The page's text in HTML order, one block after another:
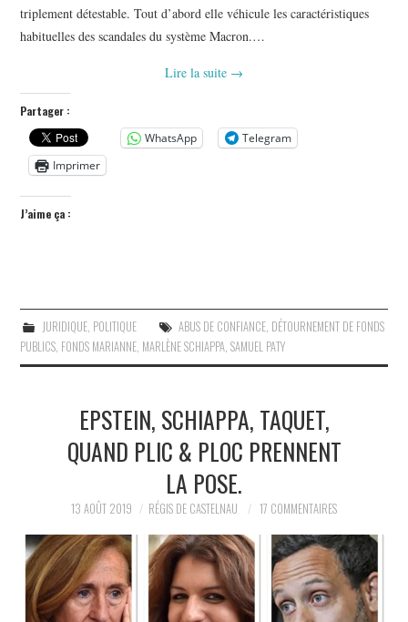
triplement détestable. Tout d’abord elle véhicule les caractéristiques
habituelles des scandales du système Macron.…
Lire la suite →
Partager :
WhatsApp
Telegram
Imprimer
J’aime ça :
JURIDIQUE, POLITIQUE ABUS DE CONFIANCE, DÉTOURNEMENT DE FONDS
PUBLICS, FONDS MARIANNE, MARLÈNE SCHIAPPA,SAMUEL PATY
EPSTEIN, SCHIAPPA, TAQUET,
QUAND PLIC & PLOC PRENNENT
LA POSE.
13 AOÛT 2019 RÉGIS DE CASTELNAU 17 COMMENTAIRES